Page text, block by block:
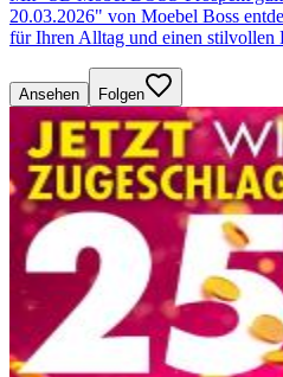
20.03.2026" von Moebel Boss
für Ihren Alltag und einen stilvollen
Ansehen Folgen